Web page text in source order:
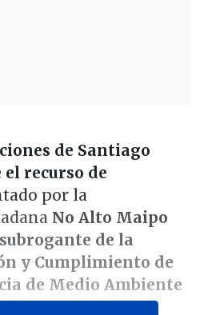
de Santiago
recurso de
por la
No Alto Maipo
de la
y Cumplimiento de
de Medio Ambiente
.